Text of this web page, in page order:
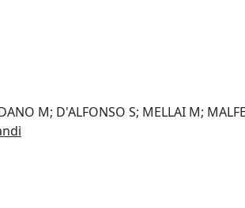
M; D'ALFONSO S; MELLAI M;